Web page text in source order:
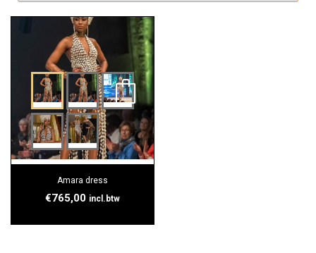
Amara dress
€765,00 incl.btw